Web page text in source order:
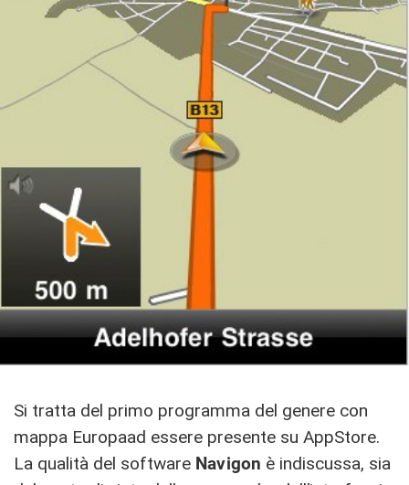
Si tratta del primo programma del genere con
mappa Europaad essere presente su AppStore.
La qualità del software Navigon è indiscussa, sia